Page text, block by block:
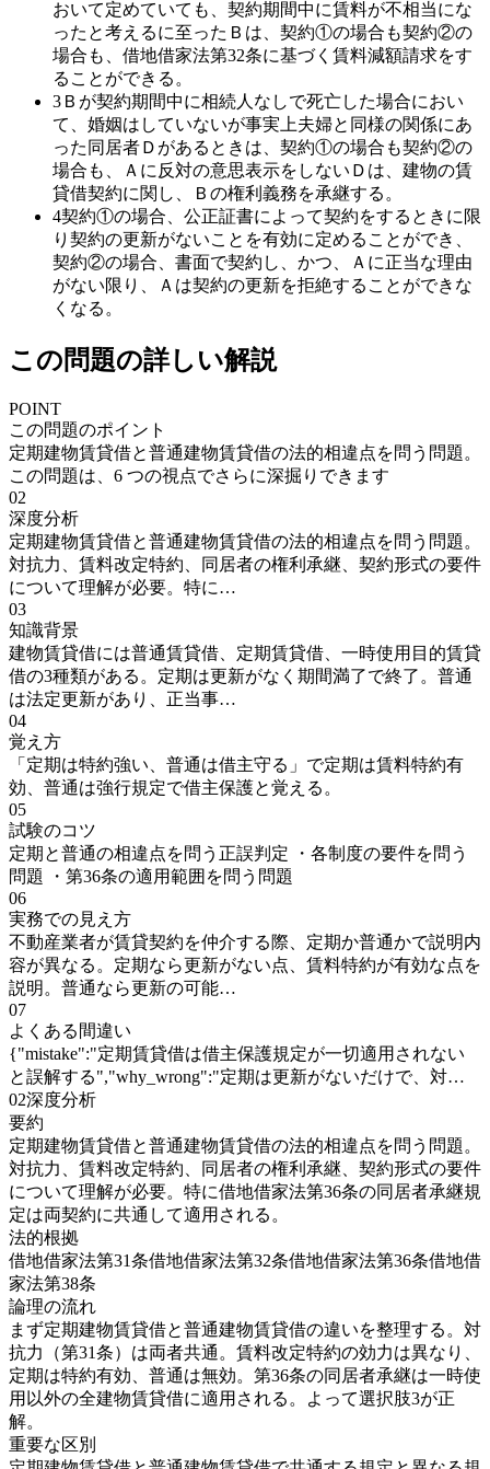
おいて定めていても、契約期間中に賃料が不相当にな
ったと考えるに至ったＢは、契約①の場合も契約②の
場合も、借地借家法第32条に基づく賃料減額請求をす
ることができる。
3 Ｂが契約期間中に相続人なしで死亡した場合におい
て、婚姻はしていないが事実上夫婦と同様の関係にあ
った同居者Ｄがあるときは、契約①の場合も契約②の
場合も、Ａに反対の意思表示をしないＤは、建物の賃
貸借契約に関し、Ｂの権利義務を承継する。
4契約①の場合、公正証書によって契約をするときに限
り契約の更新がないことを有効に定めることができ、
契約②の場合、書面で契約し、かつ、Ａに正当な理由
がない限り、Ａは契約の更新を拒絶することができな
くなる。
この問題の詳しい解説
POINT
この問題のポイント
定期建物賃貸借と普通建物賃貸借の法的相違点を問う問題。
この問題は、 6 つの視点でさらに深掘りできます
02
深度分析
定期建物賃貸借と普通建物賃貸借の法的相違点を問う問題。
対抗力、賃料改定特約、同居者の権利承継、契約形式の要件
について理解が必要。特に…
03
知識背景
建物賃貸借には普通賃貸借、定期賃貸借、一時使用目的賃貸
借の3種類がある。定期は更新がなく期間満了で終了。普通
は法定更新があり、正当事…
04
覚え方
「定期は特約強い、普通は借主守る」で定期は賃料特約有
効、普通は強行規定で借主保護と覚える。
05
試験のコツ
定期と普通の相違点を問う正誤判定 ・各制度の要件を問う
問題 ・第36条の適用範囲を問う問題
06
実務での見え方
不動産業者が賃貸契約を仲介する際、定期か普通かで説明内
容が異なる。定期なら更新がない点、賃料特約が有効な点を
説明。普通なら更新の可能…
07
よくある間違い
{"mistake":"定期賃貸借は借主保護規定が一切適用されない
と誤解する","why_wrong":"定期は更新がないだけで、対…
02深度分析
要約
定期建物賃貸借と普通建物賃貸借の法的相違点を問う問題。
対抗力、賃料改定特約、同居者の権利承継、契約形式の要件
について理解が必要。特に借地借家法第36条の同居者承継規
定は両契約に共通して適用される。
法的根拠
借地借家法第31条借地借家法第32条借地借家法第36条借地借
家法第38条
論理の流れ
まず定期建物賃貸借と普通建物賃貸借の違いを整理する。対
抗力（第31条）は両者共通。賃料改定特約の効力は異なり、
定期は特約有効、普通は無効。第36条の同居者承継は一時使
用以外の全建物賃貸借に適用される。よって選択肢3が正
解。
重要な区別